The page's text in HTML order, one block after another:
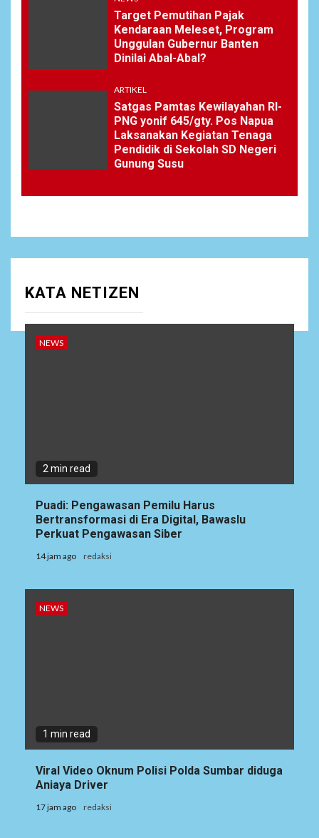
Target Pemutihan Pajak
Kendaraan Meleset, Program
Unggulan Gubernur Banten
Dinilai Abal-Abal?
ARTIKEL
Satgas Pamtas Kewilayahan RI-
PNG yonif 645/gty. Pos Napua
Laksanakan Kegiatan Tenaga
Pendidik di Sekolah SD Negeri
Gunung Susu
KATA NETIZEN
NEWS
2 min read
Puadi: Pengawasan Pemilu Harus
Bertransformasi di Era Digital, Bawaslu
Perkuat Pengawasan Siber
14 jam ago redaksi
NEWS
1 min read
Viral Video Oknum Polisi Polda Sumbar diduga
Aniaya Driver
17 jam ago redaksi